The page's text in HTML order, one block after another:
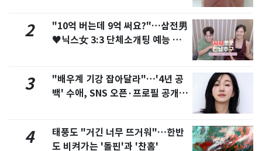
2
"10억 버는데 9억 써요?"…삼전男
♥닉스女 3:3 단체소개팅 예능 화
3
"배우계 기강 잡아달라"…'4년 공
백' 수애, SNS 오픈·프로필 공개
4
태풍도 "거긴 너무 뜨거워"…한반
도 비켜가는 '돌핀'과 '찬홈'